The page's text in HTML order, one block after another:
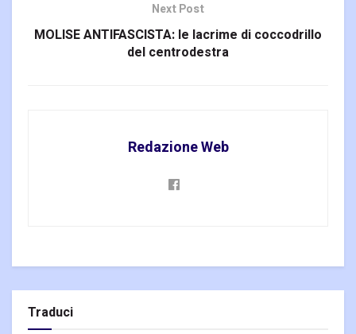
Next Post
MOLISE ANTIFASCISTA: le lacrime di coccodrillo
del centrodestra
Redazione Web
Traduci